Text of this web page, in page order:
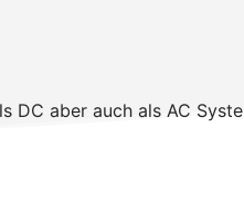
DC aber auch als AC